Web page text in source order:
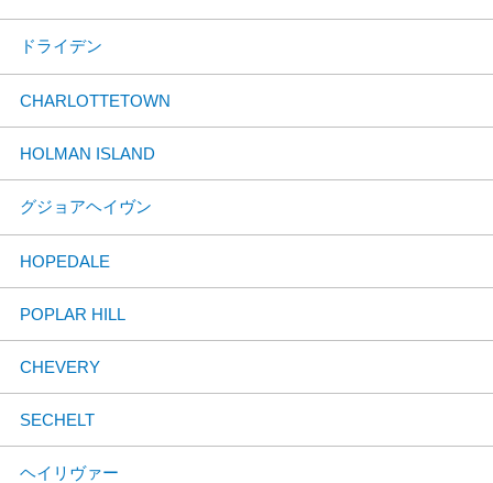
ドライデン
CHARLOTTETOWN
HOLMAN ISLAND
グジョアヘイヴン
HOPEDALE
POPLAR HILL
CHEVERY
SECHELT
ヘイリヴァー